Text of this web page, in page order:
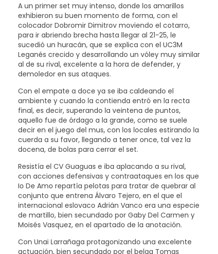
A un primer set muy intenso, donde los amarillos
exhibieron su buen momento de forma, con el
colocador Dobromir Dimitrov moviendo el cotarro,
para ir abriendo brecha hasta llegar al 21-25, le
sucedió un huracán, que se explica con el UC3M
Leganés crecido y desarrollando un vóley muy similar
al de su rival, excelente a la hora de defender, y
demoledor en sus ataques.
Con el empate a doce ya se iba caldeando el
ambiente y cuando la contienda entró en la recta
final, es decir, superando la veintena de puntos,
aquello fue de órdago a la grande, como se suele
decir en el juego del mus, con los locales estirando la
cuerda a su favor, llegando a tener once, tal vez la
docena, de bolas para cerrar el set.
Resistía el CV Guaguas e iba aplacando a su rival,
con acciones defensivas y contraataques en los que
Io De Amo repartía pelotas para tratar de quebrar al
conjunto que entrena Álvaro Tejero, en el que el
internacional eslovaco Adrián Vanco era una especie
de martillo, bien secundado por Gaby Del Carmen y
Moisés Vasquez, en el apartado de la anotación.
Con Unai Larrañaga protagonizando una excelente
actuación, bien secundado por el belga Tomas